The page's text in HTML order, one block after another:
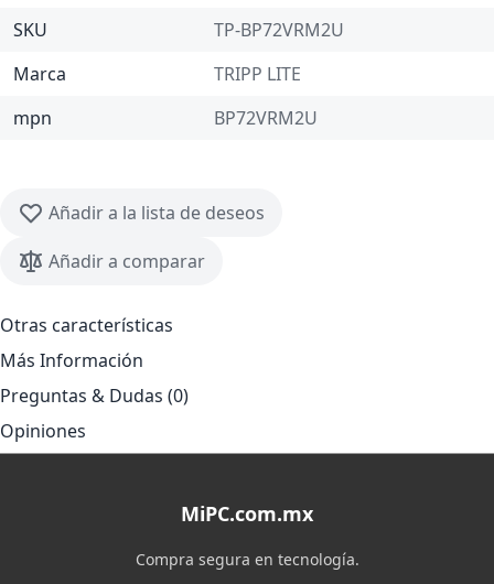
SKU
TP-BP72VRM2U
Marca
TRIPP LITE
mpn
BP72VRM2U
Añadir a la lista de deseos
Añadir a comparar
Otras características
Más Información
Preguntas & Dudas (0)
Opiniones
MiPC.com.mx
Compra segura en tecnología.